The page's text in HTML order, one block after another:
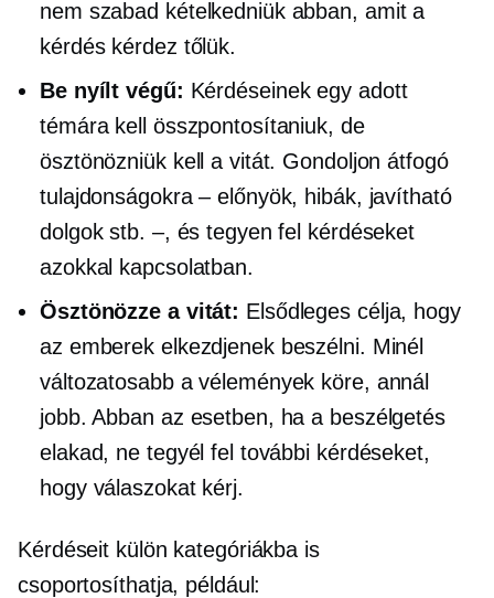
nem szabad kételkedniük abban, amit a
kérdés kérdez tőlük.
Be nyílt végű: Kérdéseinek egy adott
témára kell összpontosítaniuk, de
ösztönözniük kell a vitát. Gondoljon átfogó
tulajdonságokra – előnyök, hibák, javítható
dolgok stb. –, és tegyen fel kérdéseket
azokkal kapcsolatban.
Ösztönözze a vitát: Elsődleges célja, hogy
az emberek elkezdjenek beszélni. Minél
változatosabb a vélemények köre, annál
jobb. Abban az esetben, ha a beszélgetés
elakad, ne tegyél fel további kérdéseket,
hogy válaszokat kérj.
Kérdéseit külön kategóriákba is
csoportosíthatja, például: